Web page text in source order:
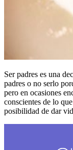
Ser padres es una
padres o no serlo
pero en ocasiones
conscientes de lo
posibilidad de dar